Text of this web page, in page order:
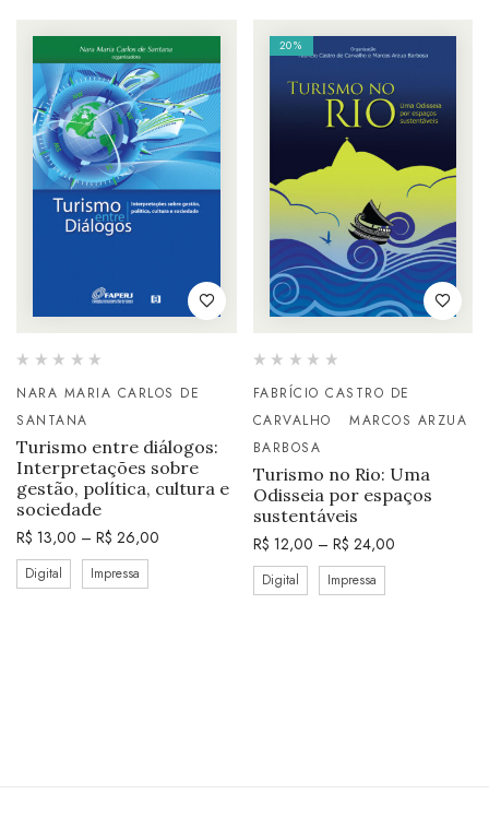
NARA MARIA CARLOS DE
SANTANA
Turismo entre diálogos:
Interpretações sobre
gestão, política, cultura e
sociedade
R$ 13,00 – R$ 26,00
Digital Impressa
20%
FABRÍCIO CASTRO DE
CARVALHO
MARCOS ARZUA
BARBOSA
Turismo no Rio: Uma
Odisseia por espaços
sustentáveis
R$ 12,00 – R$ 24,00
Digital Impressa